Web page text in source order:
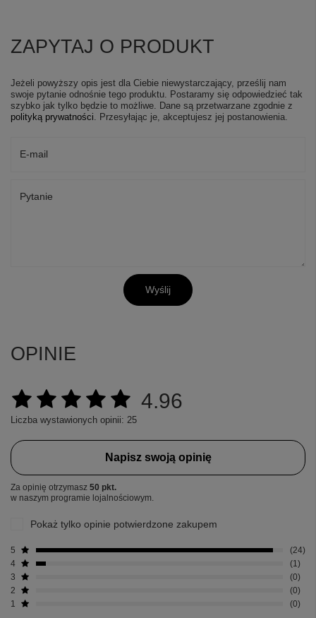
ZAPYTAJ O PRODUKT
Jeżeli powyższy opis jest dla Ciebie niewystarczający, prześlij nam
swoje pytanie odnośnie tego produktu. Postaramy się odpowiedzieć tak
szybko jak tylko będzie to możliwe. Dane są przetwarzane zgodnie z
polityką prywatności . Przesyłając je, akceptujesz jej postanowienia.
E-mail
Pytanie
Wyślij
OPINIE
4.96
Liczba wystawionych opinii: 25
Napisz swoją opinię
Za opinię otrzymasz 50 pkt.
w naszym programie lojalnościowym.
Pokaż tylko opinie potwierdzone zakupem
5
24
4
1
3
0
2
0
1
0